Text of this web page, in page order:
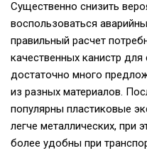
Существенно снизить
воспользоваться
правильный расчет
качественных канистр
достаточно много
из разных материалов.
популярны пластиковые
легче металлических, при
более удобны при